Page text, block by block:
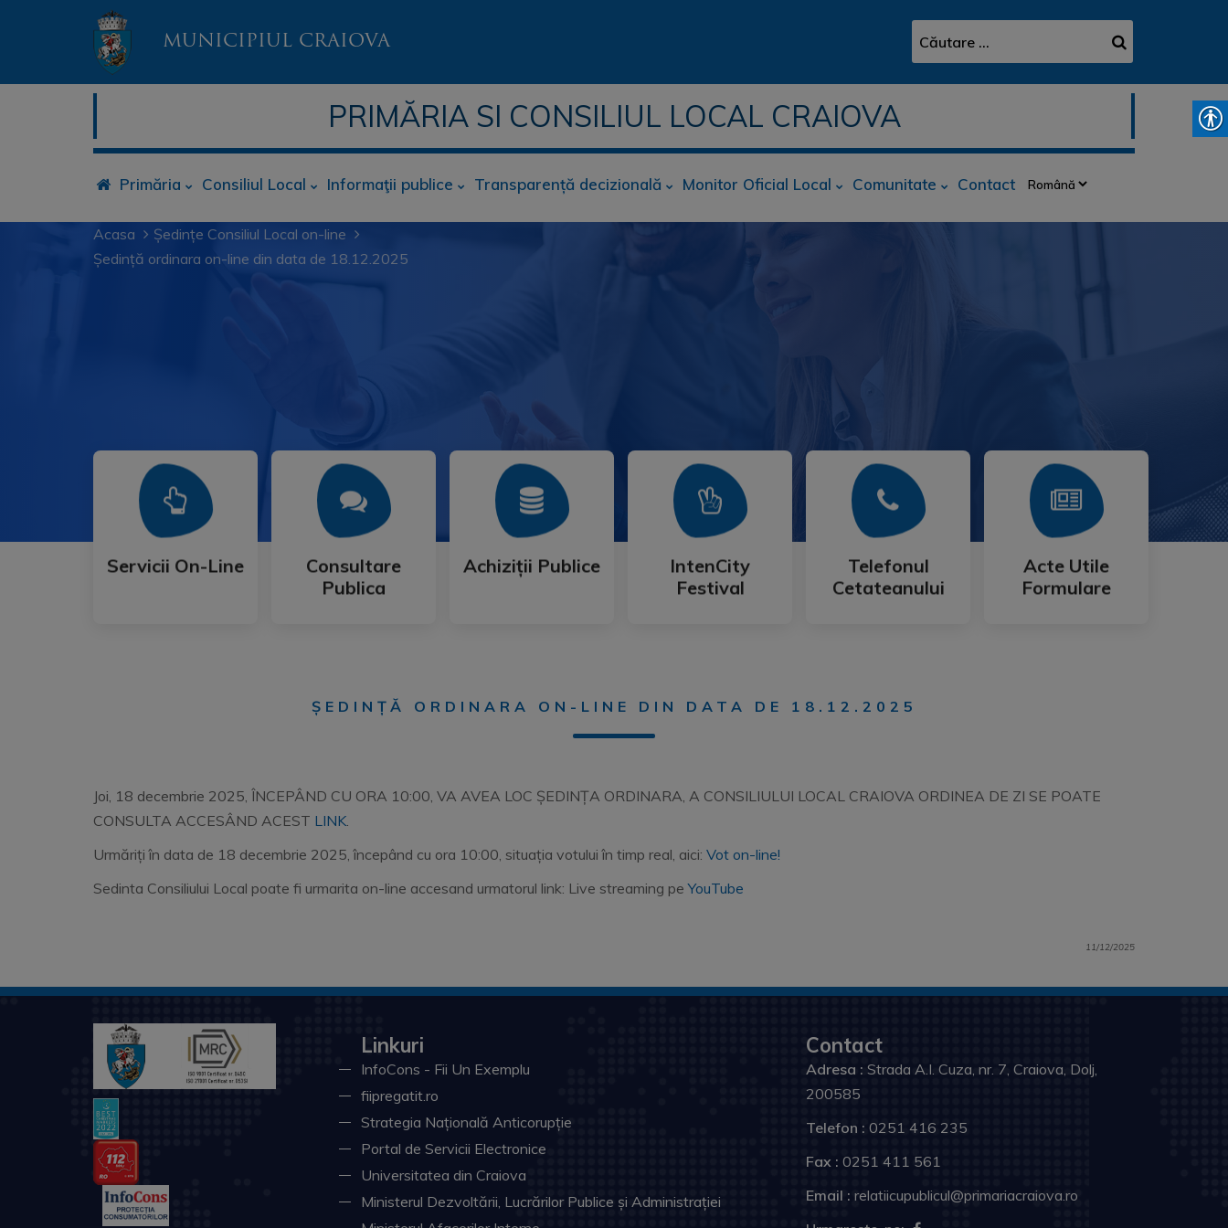
MUNICIPIUL CRAIOVA
PRIMĂRIA SI CONSILIUL LOCAL CRAIOVA
Primăria Consiliul Local Informaţii publice Transparență decizională Monitor Oficial Local Comunitate Contact
Acasa
Ședințe Consiliul Local on-line
Ședință ordinara on-line din data de 18.12.2025
Servicii On-Line
Servicii On-Line
Mai Mult
Consultare
Publica
Consultare
Publica
Mai Mult
Achiziții Publice
Achiziții Publice
Mai Mult
IntenCity
Festival
IntenCity
Festival
Mai Mult
Telefonul
Cetateanului
Telefonul
Cetateanului
Mai Mult
Acte Utile
Formulare
Acte Utile
Formulare
Mai Mult
ȘEDINȚĂ ORDINARA ON-LINE DIN DATA DE 18.12.2025
Joi, 18 decembrie 2025, ÎNCEPÂND CU ORA 10:00, VA AVEA LOC ȘEDINȚA ORDINARA, A CONSILIULUI LOCAL CRAIOVA ORDINEA DE ZI SE POATE
CONSULTA ACCESÂND ACEST LINK.
Urmăriți în data de 18 decembrie 2025, începând cu ora 10:00, situația votului în timp real, aici: Vot on-line!
Sedinta Consiliului Local poate fi urmarita on-line accesand urmatorul link: Live streaming peYouTube
11/12/2025
Linkuri
InfoCons - Fii Un Exemplu
fiipregatit.ro
Strategia Națională Anticorupție
Portal de Servicii Electronice
Universitatea din Craiova
Ministerul Dezvoltării, Lucrărilor Publice și Administrației
Contact
Adresa : Strada A.I. Cuza, nr. 7, Craiova, Dolj,
200585
Telefon : 0251 416 235
Fax : 0251 411 561
Email : relatiicupublicul@primariacraiova.ro